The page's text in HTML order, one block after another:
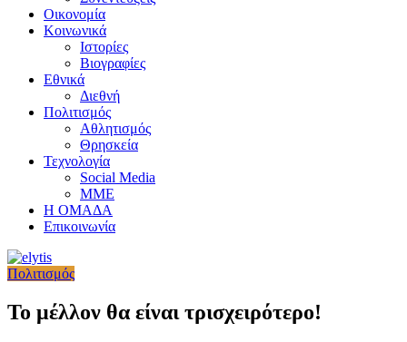
Οικονομία
Κοινωνικά
Ιστορίες
Βιογραφίες
Εθνικά
Διεθνή
Πολιτισμός
Αθλητισμός
Θρησκεία
Τεχνολογία
Social Media
ΜΜΕ
Η ΟΜΑΔΑ
Επικοινωνία
Πολιτισμός
Το μέλλον θα είναι τρισχειρότερο!